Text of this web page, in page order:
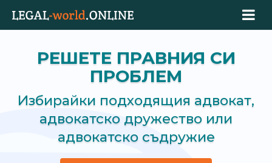
РЕШЕТЕ ПРАВНИЯ СИ
ПРОБЛЕМ
Избирайки подходящия адвокат,
адвокатско дружество или
адвокатско съдружие